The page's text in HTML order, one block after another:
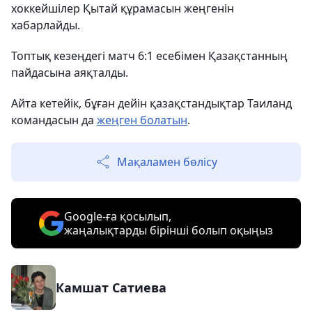
хоккейшілер Қытай құрамасын жеңгенін
хабарлайды.
Топтық кезеңдегі матч 6:1 есебімен Қазақстанның
пайдасына аяқталды.
Айта кетейік, бұған дейін қазақстандықтар Таиланд
командасын да жеңген болатын.
Мақаламен бөлісу
Google-ға қосылып,
жаңалықтарды бірінші болып оқыңыз
Камшат Сатиева